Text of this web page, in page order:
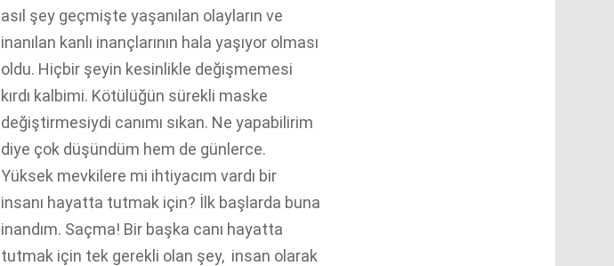
asıl şey geçmişte yaşanılan olayların ve
inanılan kanlı inançlarının hala yaşıyor olması
oldu. Hiçbir şeyin kesinlikle değişmemesi
kırdı kalbimi. Kötülüğün sürekli maske
değiştirmesiydi canımı sıkan. Ne yapabilirim
diye çok düşündüm hem de günlerce.
Yüksek mevkilere mi ihtiyacım vardı bir
insanı hayatta tutmak için? İlk başlarda buna
inandım. Saçma! Bir başka canı hayatta
tutmak için tek gerekli olan şey, insan olarak